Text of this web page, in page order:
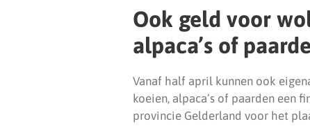
Ook geld voor
alpaca’s of
Vanaf half april kunnen ook
koeien, alpaca’s of paarden een
provincie Gelderland voor het